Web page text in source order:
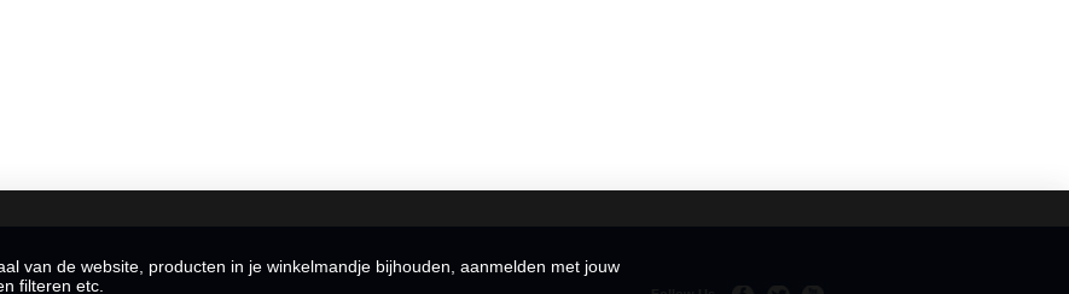
van de website, producten in je winkelmandje bijhouden, aanmelden met jouw
filteren etc.